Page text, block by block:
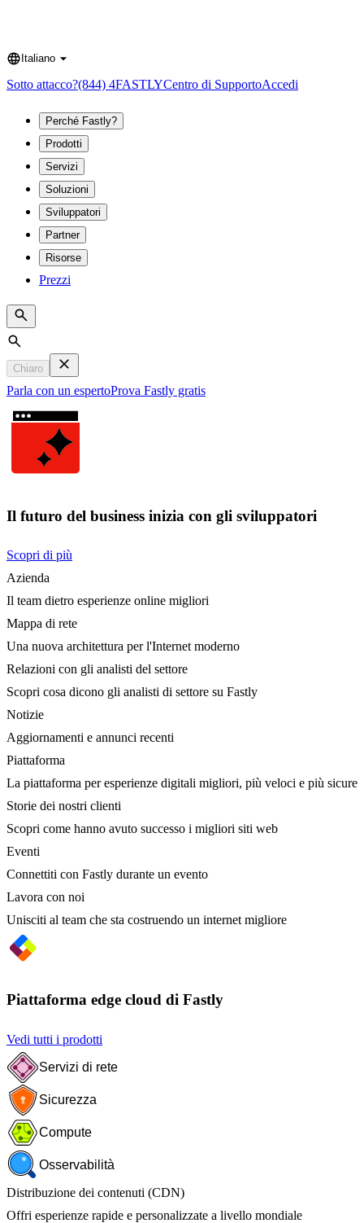
Language
Italiano
Sotto attacco?(844) 4FASTLYCentro di SupportoAccedi
Perché Fastly?
Prodotti
Servizi
Soluzioni
Sviluppatori
Partner
Risorse
Prezzi
Search
Chiaro
Parla con un espertoProva Fastly gratis
Il futuro del business inizia con gli sviluppatori
Scopri di più
Azienda
Il team dietro esperienze online migliori
Mappa di rete
Una nuova architettura per l'Internet moderno
Relazioni con gli analisti del settore
Scopri cosa dicono gli analisti di settore su Fastly
Notizie
Aggiornamenti e annunci recenti
Piattaforma
La piattaforma per esperienze digitali migliori, più veloci e più sicure
Storie dei nostri clienti
Scopri come hanno avuto successo i migliori siti web
Eventi
Connettiti con Fastly durante un evento
Lavora con noi
Unisciti al team che sta costruendo un internet migliore
Piattaforma edge cloud di Fastly
Vedi tutti i prodotti
Servizi di rete
Sicurezza
Compute
Osservabilità
Distribuzione dei contenuti (CDN)
Offri esperienze rapide e personalizzate a livello mondiale